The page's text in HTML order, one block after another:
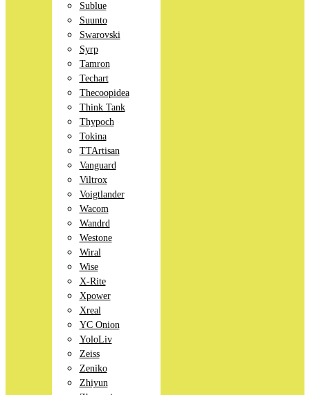
Sublue
Suunto
Swarovski
Syrp
Tamron
Techart
Thecoopidea
Think Tank
Thypoch
Tokina
TTArtisan
Vanguard
Viltrox
Voigtlander
Wacom
Wandrd
Westone
Wiral
Wise
X-Rite
Xpower
Xreal
YC Onion
YoloLiv
Zeiss
Zeniko
Zhiyun